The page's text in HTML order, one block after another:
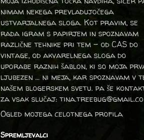
nimam nekega prevladujočega
ustvarjalnega sloga. Kot pravim, se
rada igram s papirjem in spoznavam
različne tehnike pri tem – od CAS do
vintage, od akvarelnega sloga do
uporabe raznih šablon, ki so moja
ljubezen … ni meja, kar spoznavam v
našem blogerskem svetu. pa še
za vsak slučaj:
Ogled mojega celotnega profila
Spremljevalci